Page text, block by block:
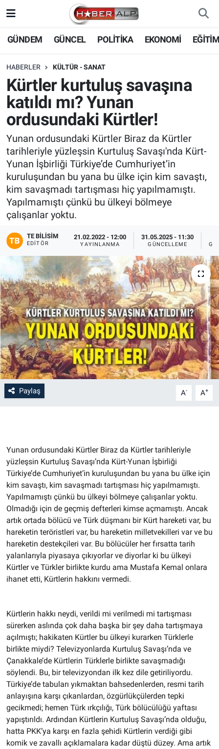
GÜNDEM GÜNCEL POLİTİKA EKONOMİ
HABERLER KÜLTÜR - SANAT
Kürtler kurtuluş savaşına
katıldı mı? Yunan
ordusundaki Kürtler!
Yunan ordusundaki Kürtler Biraz da Kürtler
tarihleriyle yüzleşsin Kurtuluş Savaşı'nda Kürt-
Yunan İşbirliği Türkiye’de Cumhuriyet’in
kuruluşundan bu yana bu ülke için kim savaştı,
kim savaşmadı tartışması hiç yapılmamıştı.
Yapılmamıştı çünkü bu ülkeyi bölmeye
çalışanlar yoktu.
TE BILISIM
EDITÖR
21.02.2022 - 12:00
YAYINLANMA
31.05.2025 - 11:30
GÜNCELLEME
Paylaş A- A+
Yunan ordusundaki Kürtler Biraz da Kürtler tarihleriyle
yüzleşsin Kurtuluş Savaşı’nda Kürt-Yunan İşbirliği
Türkiye’de Cumhuriyet’in kuruluşundan bu yana bu ülke için
kim savaştı, kim savaşmadı tartışması hiç yapılmamıştı.
Yapılmamıştı çünkü bu ülkeyi bölmeye çalışanlar yoktu.
Olmadığı için de geçmiş defterleri kimse açmamıştı. Ancak
artık ortada bölücü ve Türk düşmanı bir Kürt hareketi var, bu
hareketin teröristleri var, bu hareketin milletvekilleri var ve bu
hareketin destekçileri var. Bu bölücüler her fırsatta tarih
yalanlarıyla piyasaya çıkıyorlar ve diyorlar ki bu ülkeyi
Kürtler ve Türkler birlikte kurdu ama Mustafa Kemal onlara
ihanet etti, Kürtlerin hakkını vermedi.
Kürtlerin hakkı neydi, verildi mi verilmedi mi tartışması
sürerken aslında çok daha başka bir şey daha tartışmaya
açılmıştı; hakikaten Kürtler bu ülkeyi kurarken Türklerle
birlikte miydi? Televizyonlarda Kurtuluş Savaşı’nda ve
Çanakkale’de Kürtlerin Türklerle birlikte savaşmadığı
söylendi. Bu, bir televizyondan ilk kez dile getiriliyordu.
Türkiye’de tabuları yıkmaktan bahsedenlerden, resmi tarih
anlayışına karşı çıkanlardan, özgürlükçülerden tepki
gecikmedi; hemen Türk ırkçılığı, Türk bölücülüğü yaftası
yapıştırıldı. Ardından Kürtlerin Kurtuluş Savaşı’nda olduğu,
hatta PKK’ya karşı en fazla şehidi Kürtlerin verdiği gibi
komik ve zavallı açıklamalara kadar düştü düzey. Ama artık
Nöbetçi Eczaneler
Hava Durumu
Trafik Durumu
Süper Lig Puan Durumu ve Fikstür
Tüm Manşetler
Son Dakika Haberleri
Haber Arşivi